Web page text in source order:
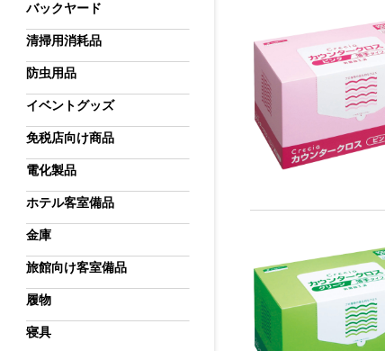
バックヤード
清掃用消耗品
防虫用品
イベントグッズ
免税店向け商品
電化製品
ホテル客室備品
金庫
旅館向け客室備品
履物
寝具